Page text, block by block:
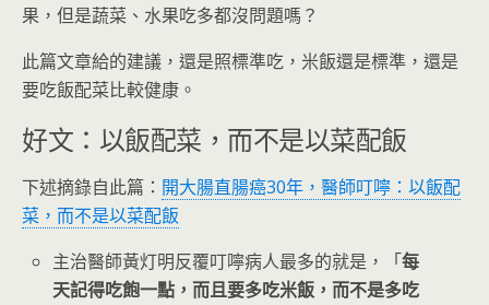
果，但是蔬菜、水果吃多都沒問題嗎？
此篇文章給的建議，還是照標準吃，米飯還是標準，還是
要吃飯配菜比較健康。
好文：以飯配菜，而不是以菜配飯
下述摘錄自此篇： 開大腸直腸癌30年，醫師叮嚀：以飯配
菜，而不是以菜配飯
主治醫師黃灯明反覆叮嚀病人最多的就是，「每
天記得吃飽一點，而且要多吃米飯，而不是多吃